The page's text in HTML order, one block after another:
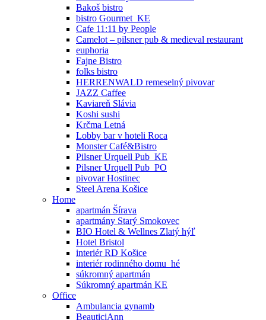
Bakoš bistro
bistro Gourmet_KE
Cafe 11:11 by People
Camelot – pilsner pub & medieval restaurant
euphoria
Fajne Bistro
folks bistro
HERRENWALD remeselný pivovar
JAZZ Caffee
Kaviareň Slávia
Koshi sushi
Krčma Letná
Lobby bar v hoteli Roca
Monster Café&Bistro
Pilsner Urquell Pub_KE
Pilsner Urquell Pub_PO
pivovar Hostinec
Steel Arena Košice
Home
apartmán Šírava
apartmány Starý Smokovec
BIO Hotel & Wellnes Zlatý hýľ
Hotel Bristol
interiér RD Košice
interiér rodinného domu_hé
súkromný apartmán
Súkromný apartmán KE
Office
Ambulancia gynamb
BeauticiAnn